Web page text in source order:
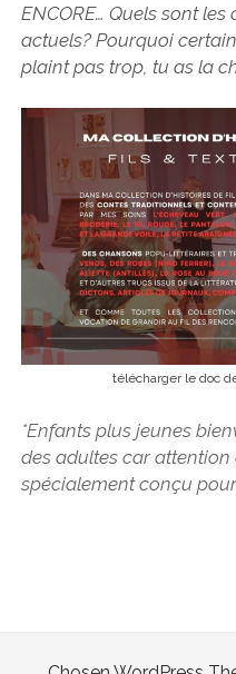
ENCORE… Quels sont
actuels? Pourquoi
plaint pas trop, tu as la
télécharger le doc
*Enfants plus jeunes
des adultes car attention
spécialement conçu